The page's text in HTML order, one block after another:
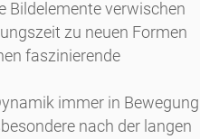
Bildelemente verwischen
zu neuen Formen
faszinierende
immer in Bewegung
nach der langen